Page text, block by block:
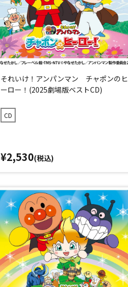
それいけ！アンパンマン チャポンのヒ
ーロー！(2025劇場版ベストCD)
CD
¥2,530(税込)